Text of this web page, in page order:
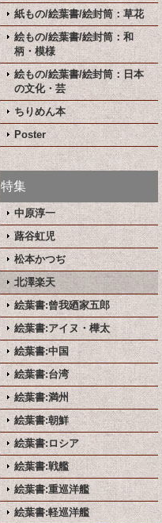
紙もの/絵葉書/絵封筒：草花
絵もの/絵葉書/絵封筒：和
柄・模様
絵もの/絵葉書/絵封筒：日本
の文化・芸
ちりめん本
Poster
特集
中原淳一
蕗谷虹児
松本かつぢ
北澤楽天
絵葉書:曾我廼家五郎
絵葉書:アイヌ・樺太
絵葉書:中国
絵葉書:台湾
絵葉書:満州
絵葉書:朝鮮
絵葉書:ロシア
絵葉書:戦艦
絵葉書:重巡洋艦
絵葉書:軽巡洋艦